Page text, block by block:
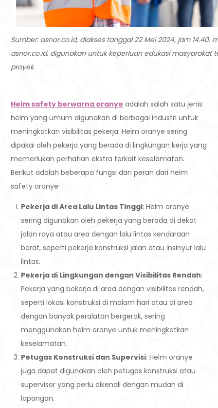
Sumber: asnor.co.id, diakses tanggal 22 Mei 2024, jam 14.40.
asnor.co.id. digunakan untuk keperluan edukasi masyarakat
proyek.
Helm safety berwarna oranye adalah salah satu jenis
helm yang umum digunakan di berbagai industri untuk
meningkatkan visibilitas pekerja. Helm oranye sering
dipakai oleh pekerja yang berada di lingkungan kerja yang
memerlukan perhatian ekstra terkait keselamatan.
Berikut adalah beberapa fungsi dan peran dari helm
safety oranye:
Pekerja di Area Lalu Lintas Tinggi: Helm oranye
sering digunakan oleh pekerja yang berada di dekat
jalan raya atau area dengan lalu lintas kendaraan
berat, seperti pekerja konstruksi jalan atau insinyur lalu
lintas.
Pekerja di Lingkungan dengan Visibilitas Rendah:
Pekerja yang bekerja di area dengan visibilitas rendah,
seperti lokasi konstruksi di malam hari atau di area
dengan banyak peralatan bergerak, sering
menggunakan helm oranye untuk meningkatkan
keselamatan.
Petugas Konstruksi dan Supervisi: Helm oranye
juga dapat digunakan oleh petugas konstruksi atau
supervisor yang perlu dikenali dengan mudah di
lapangan.